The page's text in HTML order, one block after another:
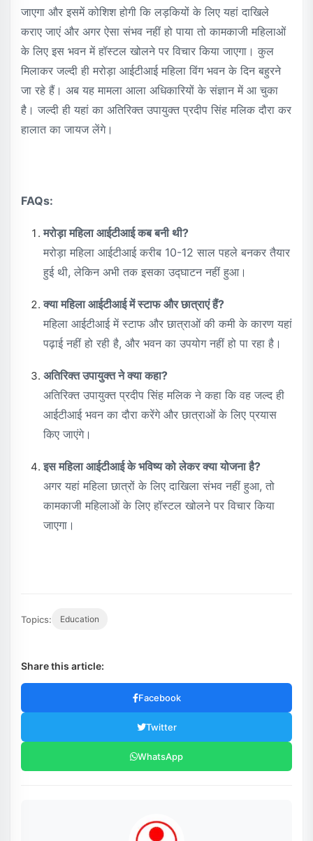
जाएगा और इसमें कोशिश होगी कि लड़कियों के लिए यहां दाखिले
कराए जाएं और अगर ऐसा संभव नहीं हो पाया तो कामकाजी महिलाओं
के लिए इस भवन में हॉस्टल खोलने पर विचार किया जाएगा। कुल
मिलाकर जल्दी ही मरोड़ा आईटीआई महिला विंग भवन के दिन बहुरने
जा रहे हैं। अब यह मामला आला अधिकारियों के संज्ञान में आ चुका
है। जल्दी ही यहां का अतिरिक्त उपायुक्त प्रदीप सिंह मलिक दौरा कर
हालात का जायज लेंगे।
FAQs:
मरोड़ा महिला आईटीआई कब बनी थी?
मरोड़ा महिला आईटीआई करीब 10-12 साल पहले बनकर तैयार
हुई थी, लेकिन अभी तक इसका उद्घाटन नहीं हुआ।
क्या महिला आईटीआई में स्टाफ और छात्राएं हैं?
महिला आईटीआई में स्टाफ और छात्राओं की कमी के कारण यहां
पढ़ाई नहीं हो रही है, और भवन का उपयोग नहीं हो पा रहा है।
अतिरिक्त उपायुक्त ने क्या कहा?
अतिरिक्त उपायुक्त प्रदीप सिंह मलिक ने कहा कि वह जल्द ही
आईटीआई भवन का दौरा करेंगे और छात्राओं के लिए प्रयास
किए जाएंगे।
इस महिला आईटीआई के भविष्य को लेकर क्या योजना है?
अगर यहां महिला छात्रों के लिए दाखिला संभव नहीं हुआ, तो
कामकाजी महिलाओं के लिए हॉस्टल खोलने पर विचार किया
जाएगा।
Topics: Education
Share this article:
Facebook
Twitter
WhatsApp